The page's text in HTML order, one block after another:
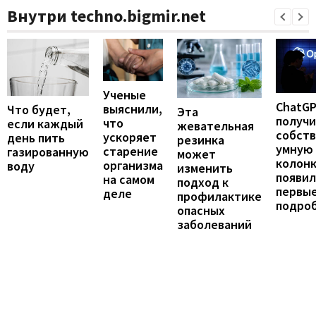
Внутри techno.bigmir.net
Что будет,
если каждый
день пить
газированную
воду
Ученые
выяснили,
что
ускоряет
старение
организма
на самом
деле
Эта
жевательная
резинка
может
изменить
подход к
профилактике
опасных
заболеваний
умную